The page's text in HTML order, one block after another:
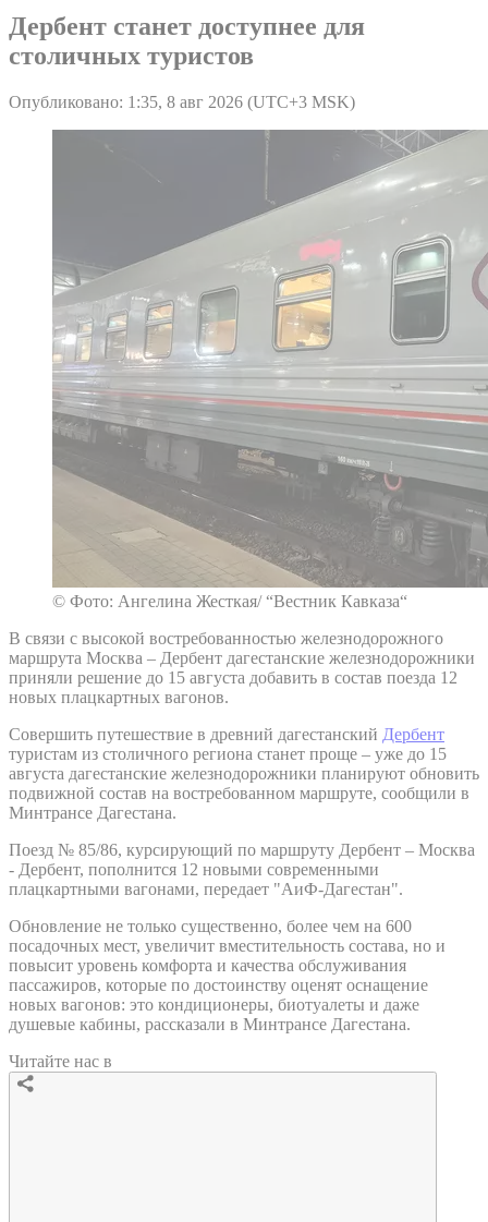
Дербент станет доступнее для
столичных туристов
Опубликовано: 1:35, 8 авг 2026 (UTC+3 MSK)
© Фото: Ангелина Жесткая/ “Вестник Кавказа“
В связи с высокой востребованностью железнодорожного
маршрута Москва – Дербент дагестанские железнодорожники
приняли решение до 15 августа добавить в состав поезда 12
новых плацкартных вагонов.
Совершить путешествие в древний дагестанский Дербент
туристам из столичного региона станет проще – уже до 15
августа дагестанские железнодорожники планируют обновить
подвижной состав на востребованном маршруте, сообщили в
Минтрансе Дагестана.
Поезд № 85/86, курсирующий по маршруту Дербент – Москва
- Дербент, пополнится 12 новыми современными
плацкартными вагонами, передает "АиФ-Дагестан".
Обновление не только существенно, более чем на 600
посадочных мест, увеличит вместительность состава, но и
повысит уровень комфорта и качества обслуживания
пассажиров, которые по достоинству оценят оснащение
новых вагонов: это кондиционеры, биотуалеты и даже
душевые кабины, рассказали в Минтрансе Дагестана.
Читайте нас в